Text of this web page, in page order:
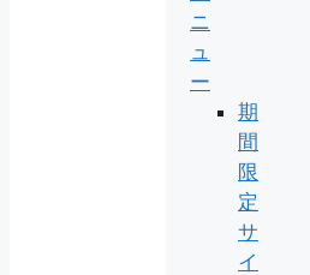
ニ
ュ
ー
期
間
限
定
サ
イ